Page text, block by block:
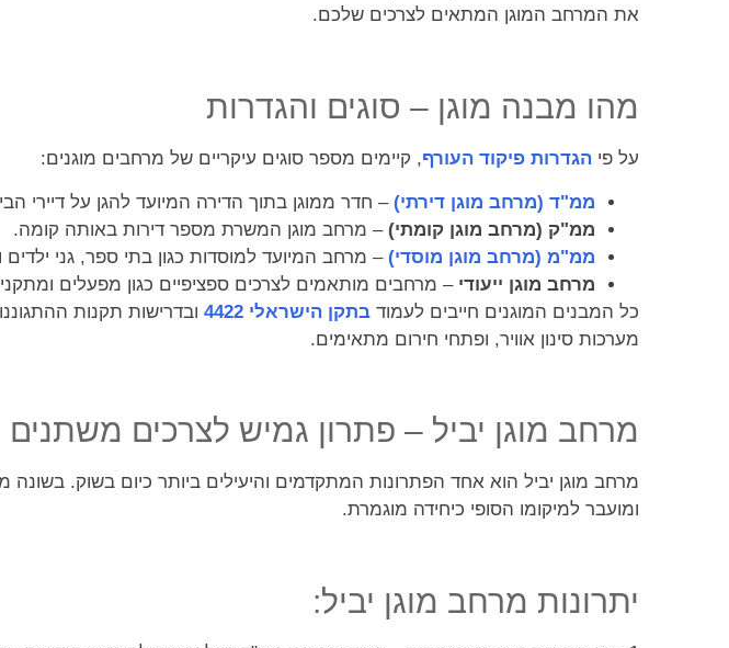
את המרחב המוגן המתאים לצרכים שלכם.
מהו מבנה מוגן – סוגים והגדרות
על פי הגדרות פיקוד העורף, קיימים מספר סוגים עיקריים של מרחבים מוגנים:
ממ"ד (מרחב מוגן דירתי) – חדר ממוגן בתוך הדירה המיועד להגן על דיירי
ממ"ק (מרחב מוגן קומתי) – מרחב מוגן המשרת מספר דירות באותה קומה.
ממ"מ (מרחב מוגן מוסדי) – מרחב המיועד למוסדות כגון בתי ספר, גני ילדים
מרחב מוגן ייעודי – מרחבים מותאמים לצרכים ספציפיים כגון מפעלים
כל המבנים המוגנים חייבים לעמוד בתקן הישראלי 4422
ובדרישות תקנות
מערכות סינון אוויר, ופתחי חירום מתאימים.
מרחב מוגן יביל – פתרון גמיש לצרכים משתנים
מרחב מוגן יביל הוא אחד הפתרונות המתקדמים והיעילים ביותר כיום בשוק.
ומועבר למיקומו הסופי כיחידה מוגמרת.
יתרונות מרחב מוגן יביל: